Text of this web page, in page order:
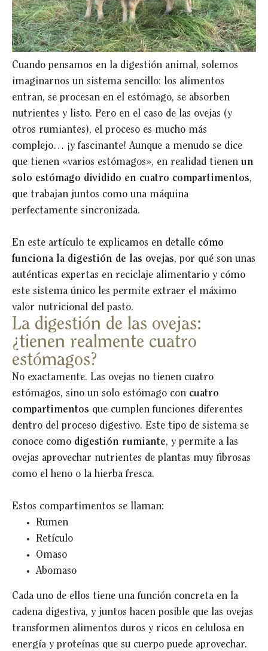
Cuando pensamos en la digestión animal, solemos
imaginarnos un sistema sencillo: los alimentos
entran, se procesan en el estómago, se absorben
nutrientes y listo. Pero en el caso de las ovejas (y
otros rumiantes), el proceso es mucho más
complejo… ¡y fascinante! Aunque a menudo se dice
que tienen «varios estómagos», en realidad tienen un
solo estómago dividido en cuatro compartimentos,
que trabajan juntos como una máquina
perfectamente sincronizada.
En este artículo te explicamos en detalle cómo
funciona la digestión de las ovejas, por qué son unas
auténticas expertas en reciclaje alimentario y cómo
este sistema único les permite extraer el máximo
valor nutricional del pasto.
La digestión de las ovejas:
¿tienen realmente cuatro
estómagos?
No exactamente. Las ovejas no tienen cuatro
estómagos, sino un solo estómago con cuatro
compartimentos que cumplen funciones diferentes
dentro del proceso digestivo. Este tipo de sistema se
conoce como digestión rumiante, y permite a las
ovejas aprovechar nutrientes de plantas muy fibrosas
como el heno o la hierba fresca.
Estos compartimentos se llaman:
Rumen
Retículo
Omaso
Abomaso
Cada uno de ellos tiene una función concreta en la
cadena digestiva, y juntos hacen posible que las ovejas
transformen alimentos duros y ricos en celulosa en
energía y proteínas que su cuerpo puede aprovechar.